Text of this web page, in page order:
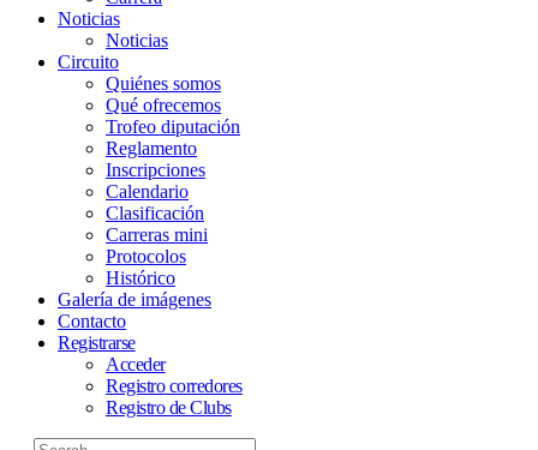
Noticias
Noticias
Circuito
Quiénes somos
Qué ofrecemos
Trofeo diputación
Reglamento
Inscripciones
Calendario
Clasificación
Carreras mini
Protocolos
Histórico
Galería de imágenes
Contacto
Registrarse
Acceder
Registro corredores
Registro de Clubs